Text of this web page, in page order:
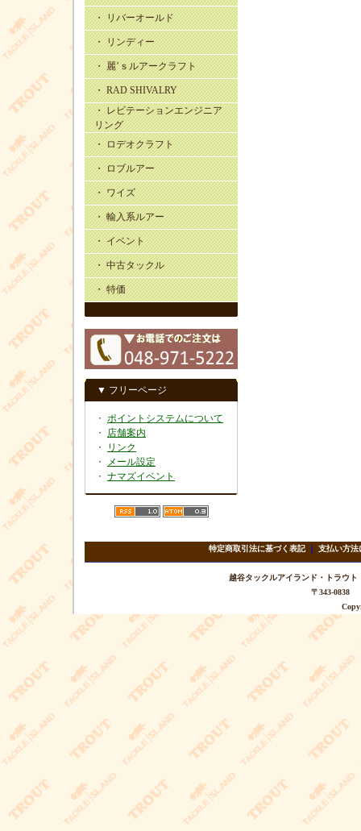
・ リバーオールド
・ リンディー
・ 麗’ｓルアークラフト
・ RAD SHIVALRY
・ レビテーションエンジニア
リング
・ ロデオクラフト
・ ロブルアー
・ ワイズ
・ 輸入系ルアー
・ イベント
・ 中古タックル
・ 特価
▼ フリーページ
・ ポイントシステムについて
・ 店舗案内
・
リンク
・
メール設定
・ ナマズイベント
特定商取引法に基づく表記｜ 支払い方法
越谷タックルアイランド・トラ
〒343-0838